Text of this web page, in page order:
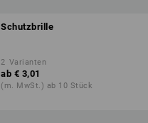
Schutzbrille
2 Varianten
ab € 3,01
(m. MwSt.) ab 10 Stück